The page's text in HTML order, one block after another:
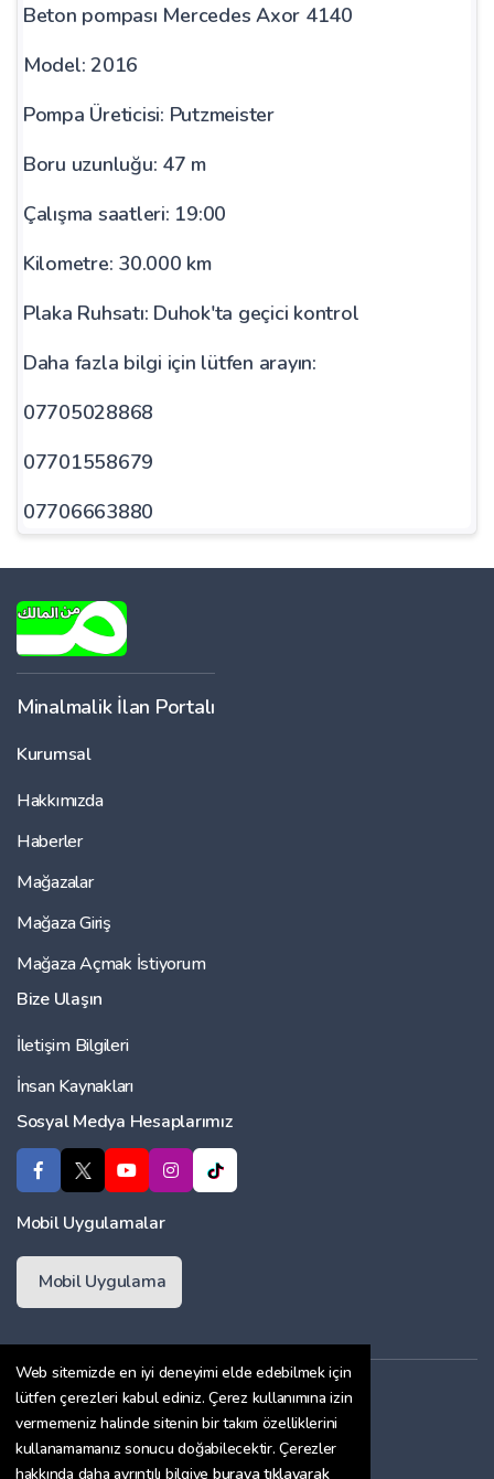
Web sitemizde en iyi deneyimi elde edebilmek için
lütfen çerezleri kabul ediniz. Çerez kullanımına izin
vermemeniz halinde sitenin bir takım özelliklerini
kullanamamanız sonucu doğabilecektir. Çerezler
hakkında daha ayrıntılı bilgiye buraya tıklayarak
Beton pompası Mercedes Axor 4140
Model: 2016
Pompa Üreticisi: Putzmeister
Boru uzunluğu: 47 m
Çalışma saatleri: 19:00
Kilometre: 30.000 km
Plaka Ruhsatı: Duhok'ta geçici kontrol
Daha fazla bilgi için lütfen arayın:
07705028868
07701558679
07706663880
Minalmalik İlan Portalı
Kurumsal
Hakkımızda
Haberler
Mağazalar
Mağaza Giriş
Mağaza Açmak İstiyorum
Bize Ulaşın
İletişim Bilgileri
İnsan Kaynakları
Sosyal Medya Hesaplarımız
Mobil Uygulamalar
Mobil Uygulama
Üyelik Sözleşmesi
Çerez Politikası
Gizlilik Sözleşmesi